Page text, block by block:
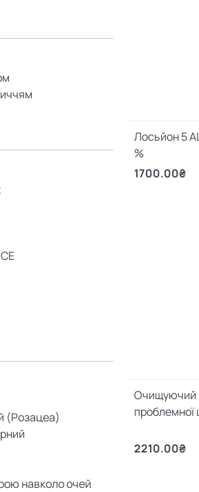
(Розацеа)
навколо очей
Лосьйон 5
%
1700.00₴
Очищуючий
проблемної
2210.00₴